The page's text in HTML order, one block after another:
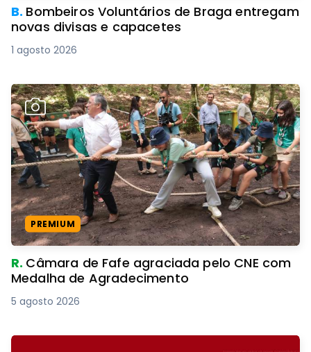
B. Bombeiros Voluntários de Braga entregam
novas divisas e capacetes
1 agosto 2026
PREMIUM
R. Câmara de Fafe agraciada pelo CNE com
Medalha de Agradecimento
5 agosto 2026